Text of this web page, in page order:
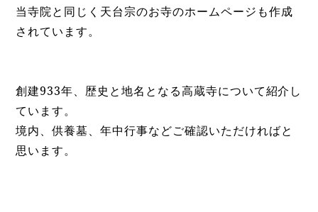
当寺院と同じく天台宗のお寺のホームページも作成
されています。
創建933年、歴史と地名となる高蔵寺について紹介し
ています。
境内、供養墓、年中行事などご確認いただければと
思います。